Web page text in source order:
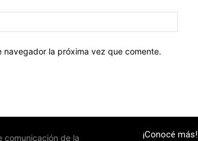
la próxima vez que comente.
comunicación de la ¡Conocé más!